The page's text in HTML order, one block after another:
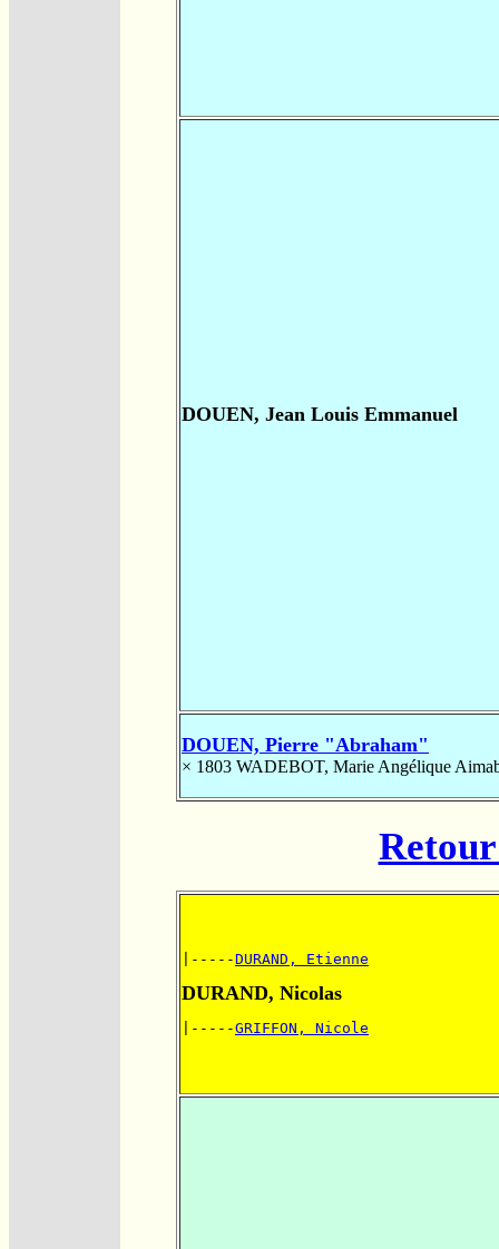
DOUEN, Jean Louis Emmanuel
DOUEN, Pierre "Abraham"
× 1803 WADEBOT, Marie Angélique
|-----DURAND, Etienne
DURAND, Nicolas
|-----GRIFFON, Nicole